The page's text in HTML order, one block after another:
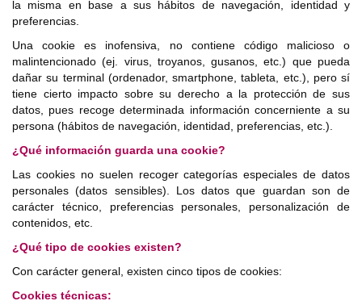
la misma en base a sus hábitos de navegación, identidad y
preferencias.
Una cookie es inofensiva, no contiene código malicioso o
malintencionado (ej. virus, troyanos, gusanos, etc.) que pueda
dañar su terminal (ordenador, smartphone, tableta, etc.), pero sí
tiene cierto impacto sobre su derecho a la protección de sus
datos, pues recoge determinada información concerniente a su
persona (hábitos de navegación, identidad, preferencias, etc.).
¿Qué información guarda una cookie?
Las cookies no suelen recoger categorías especiales de datos
personales (datos sensibles). Los datos que guardan son de
carácter técnico, preferencias personales, personalización de
contenidos, etc.
¿Qué tipo de cookies existen?
Con carácter general, existen cinco tipos de cookies:
Cookies técnicas: